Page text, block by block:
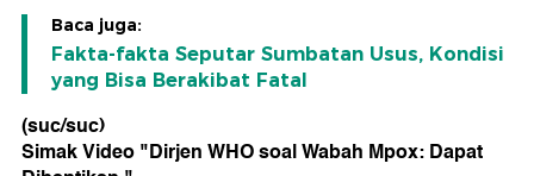
Baca juga:
Fakta-fakta Seputar Sumbatan Usus, Kondisi
yang Bisa Berakibat Fatal
(suc/suc)
Simak Video "Dirjen WHO soal Wabah Mpox: Dapat